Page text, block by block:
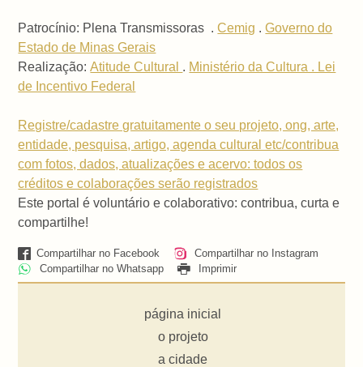
Patrocínio: Plena Transmissoras .Cemig .Governo do
Estado de Minas Gerais
Realização:Atitude Cultural . Ministério da Cultura . Lei
de Incentivo Federal
Registre/cadastre gratuitamente o seu projeto, ong, arte,
entidade, pesquisa, artigo, agenda cultural etc/contribua
com fotos, dados, atualizações e acervo: todos os
créditos e colaborações serão registrados
Este portal é voluntário e colaborativo: contribua, curta e
compartilhe!
Compartilhar no Facebook
Compartilhar no Instagram
Compartilhar no Whatsapp
Imprimir
página inicial
o projeto
a cidade